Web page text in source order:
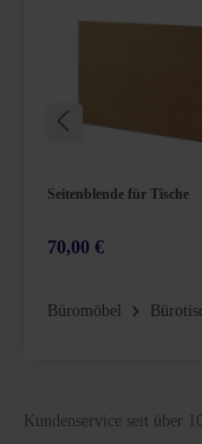
5 Sternen
Seitenblende für Tische
70,00 €
Büromöbel
Kundenservice seit über